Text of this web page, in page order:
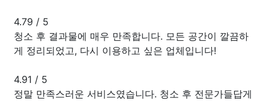
4.79 / 5
청소 후 결과물에 매우 만족합니다. 모든 공간이 깔끔하
게 정리되었고, 다시 이용하고 싶은 업체입니다!
4.91 / 5
정말 만족스러운 서비스였습니다. 청소 후 전문가들답게